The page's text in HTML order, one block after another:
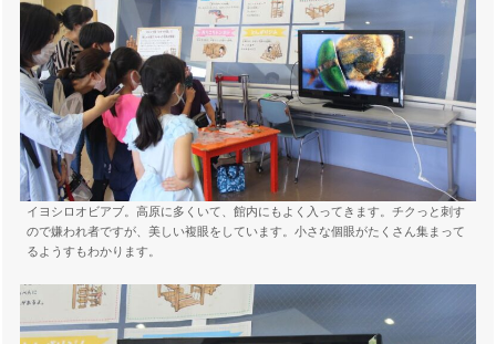
イヨシロオビアブ。高原に多くいて、館内にもよく入ってきます。チクっと刺す
ので嫌われ者ですが、美しい複眼をしています。小さな個眼がたくさん集まって
るようすもわかります。